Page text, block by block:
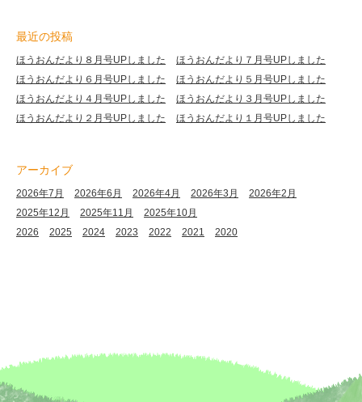
最近の投稿
ほうおんだより８月号UPしました
ほうおんだより７月号UPしました
ほうおんだより６月号UPしました
ほうおんだより５月号UPしました
ほうおんだより４月号UPしました
ほうおんだより３月号UPしました
ほうおんだより２月号UPしました
ほうおんだより１月号UPしました
アーカイブ
2026年7月 2026年6月 2026年4月 2026年3月
2026年2月
2025年12月
2025年11月
2025年10月
2026
2025 2024 2023 2022 2021 2020